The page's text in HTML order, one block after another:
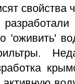
свойства
'оживить'